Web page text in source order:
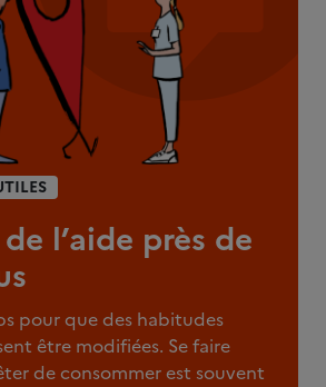
l’aide près de
pour que des habitudes
être modifiées. Se faire
de consommer est souvent